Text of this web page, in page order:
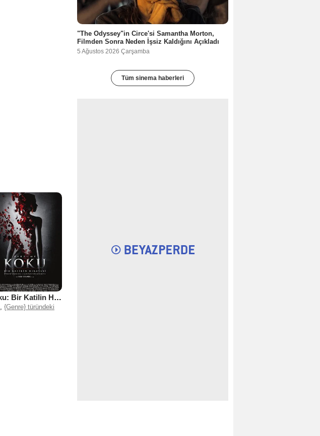
Koku: Bir Katilin Hikayesi
{Genre} türündeki
"The Odyssey"in Circe'si Samantha Morton,
Filmden Sonra Neden İşsiz Kaldığını Açıkladı
5 Ağustos 2026 Çarşamba
Tüm sinema haberleri